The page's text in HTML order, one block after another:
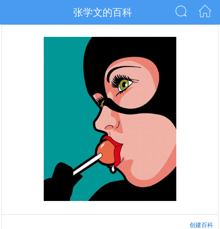
张学文的百科
创建百科